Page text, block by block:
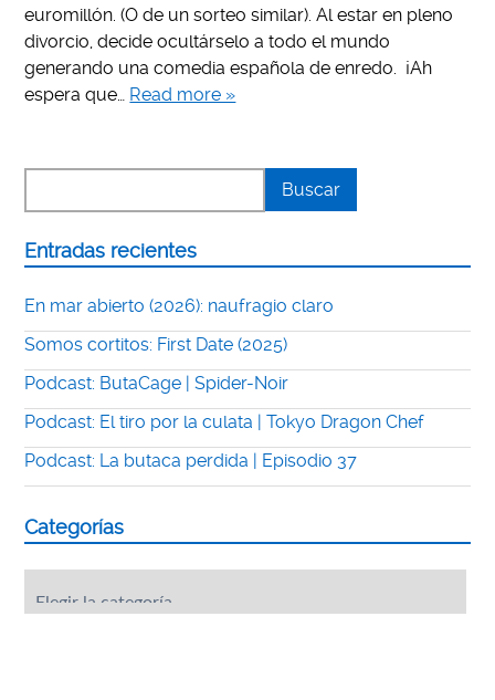
euromillón. (O de un sorteo similar). Al estar en pleno
divorcio, decide ocultárselo a todo el mundo
generando una comedia española de enredo. ¡Ah
espera que… Read more »
Entradas recientes
En mar abierto (2026): naufragio claro
Somos cortitos: First Date (2025)
Podcast: ButaCage | Spider-Noir
Podcast: El tiro por la culata | Tokyo Dragon Chef
Podcast: La butaca perdida | Episodio 37
Categorías